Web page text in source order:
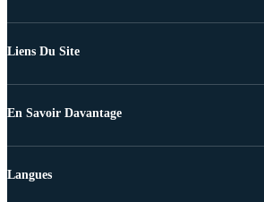
Liens Du Site
En Savoir Davantage
Langues